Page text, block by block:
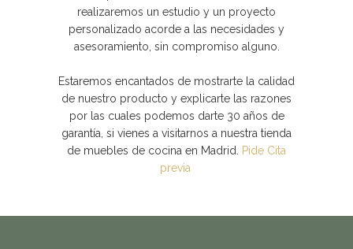
realizaremos un estudio y un proyecto
personalizado acorde a las necesidades y
asesoramiento, sin compromiso alguno.
Estaremos encantados de mostrarte la calidad
de nuestro producto y explicarte las razones
por las cuales podemos darte 30 años de
garantía, si vienes a visitarnos a nuestra tienda
de muebles de cocina en Madrid.
Pide Cita
previa